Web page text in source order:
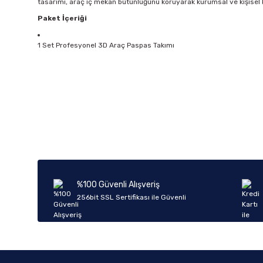
tasarımı, araç iç mekan bütünlüğünü koruyarak kurumsal ve
Paket İçeriği
1 Set Profesyonel 3D Araç Paspas Takımı
Ürün fiyatı diğer sitelerden daha pahalı.
Bu ürüne benzer farklı alternatifler olmalı.
%100 Güvenli Alışveriş
256bit SSL Sertifikası ile Güvenli